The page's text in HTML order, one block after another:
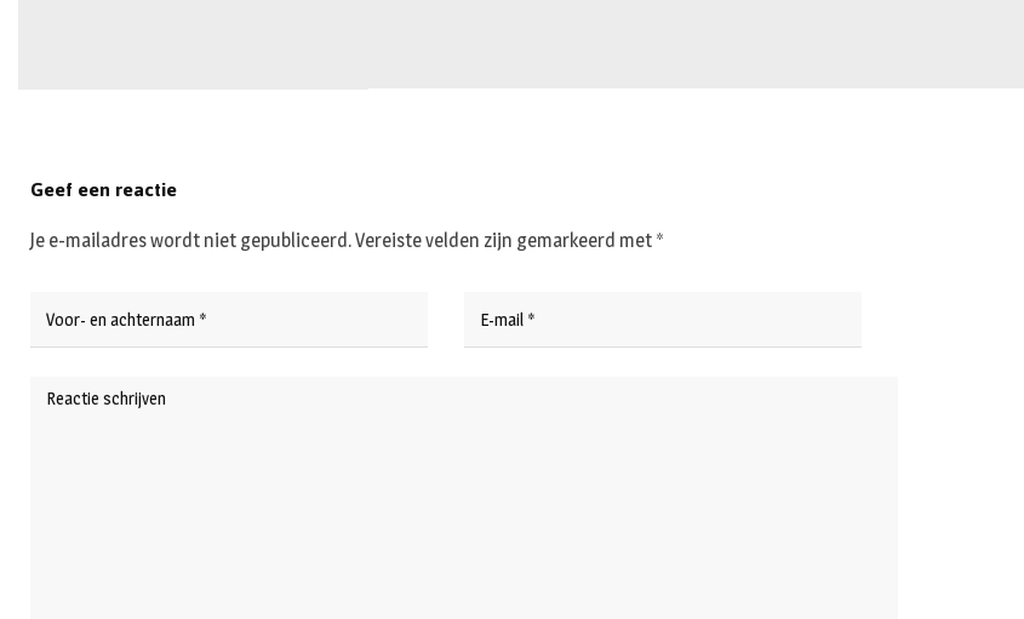
Geef een reactie
Je e-mailadres wordt niet gepubliceerd.Vereiste velden zijn gemarkeerd met *